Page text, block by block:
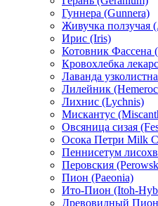
Гуннера (Gunnera)
Живучка ползучая
Ирис (Iris)
Котовник Фассена
Кровохлебка
Лаванда
Лилейник
Лихнис (Lychnis)
Мискантус
Овсяница сизая
Осока Петри Milk
Пеннисетум
Перовския
Пион (Paeonia)
Ито-Пион (Itoh-
Древовидный Пион